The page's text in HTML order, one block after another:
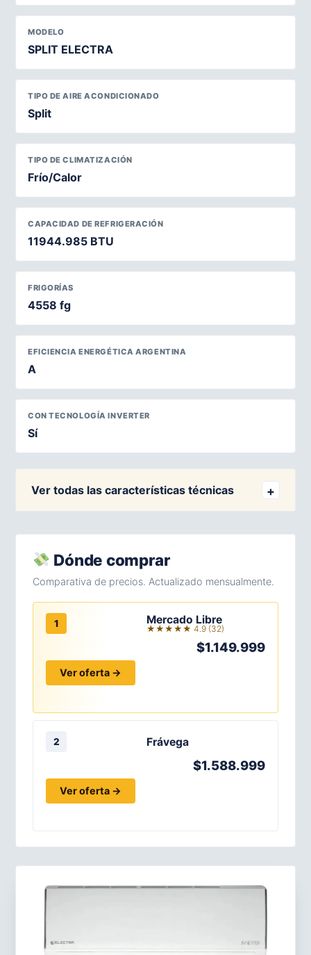
MODELO
SPLIT ELECTRA
TIPO DE AIRE ACONDICIONADO
Split
TIPO DE CLIMATIZACIÓN
Frío/Calor
CAPACIDAD DE REFRIGERACIÓN
11944.985 BTU
FRIGORÍAS
4558 fg
EFICIENCIA ENERGÉTICA ARGENTINA
A
CON TECNOLOGÍA INVERTER
Sí
Ver todas las características técnicas
Dónde comprar
Comparativa de precios. Actualizado mensualmente.
1 Mercado Libre
★★★★★ 4.9 (32)
$1.149.999
Ver oferta →
2 Frávega
$1.588.999
Ver oferta →